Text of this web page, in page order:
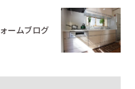
ームブログ